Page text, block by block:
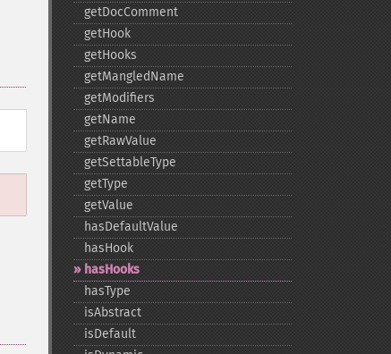
getDocComment
getHook
getHooks
getMangledName
getModifiers
getName
getRawValue
getSettableType
getType
getValue
hasDefaultValue
hasHook
hasHooks
hasType
isAbstract
isDefault